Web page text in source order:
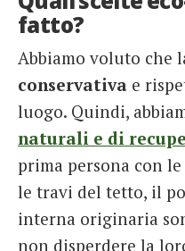
fatto?
Abbiamo voluto che
conservativa e
luogo. Quindi,
naturali e di
prima persona con
le travi del tetto, il
interna originaria
non disperdere la